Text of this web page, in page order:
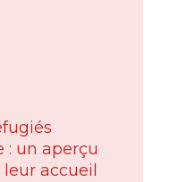
: un aperçu
accueil